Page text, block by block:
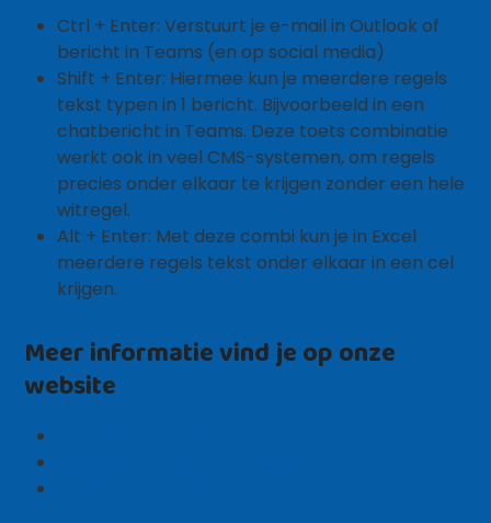
Ctrl + Enter: Verstuurt je e-mail in Outlook of
bericht in Teams (en op social media)
Shift + Enter: Hiermee kun je meerdere regels
tekst typen in 1 bericht. Bijvoorbeeld in een
chatbericht in Teams. Deze toets combinatie
werkt ook in veel CMS-systemen, om regels
precies onder elkaar te krijgen zonder een hele
witregel.
Alt + Enter: Met deze combi kun je in Excel
meerdere regels tekst onder elkaar in een cel
krijgen.
Meer informatie vind je op onze
website